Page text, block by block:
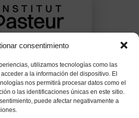
consentimiento
utilizamos tecnologías como las
a la información del dispositivo. El
nos permitirá procesar datos como el
o las identificaciones únicas en este sitio.
puede afectar negativamente a
Origin &